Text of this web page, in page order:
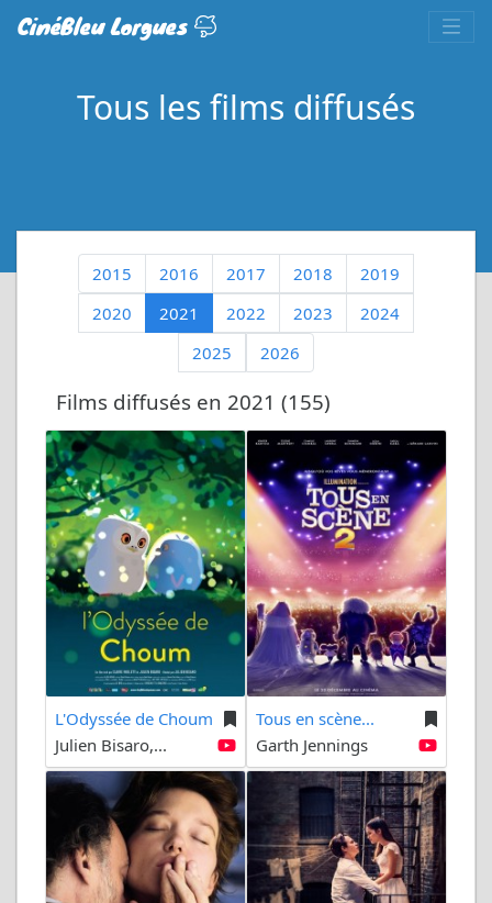
CinéBleu Lorgues
Tous les films diffusés
2015 2016 2017 2018
2019
2020
2021 2022 2023
2024
2025
2026
Films diffusés en 2021 (155)
L'Odyssée de Choum
Julien Bisaro,...
Tous en scène...
Garth Jennings